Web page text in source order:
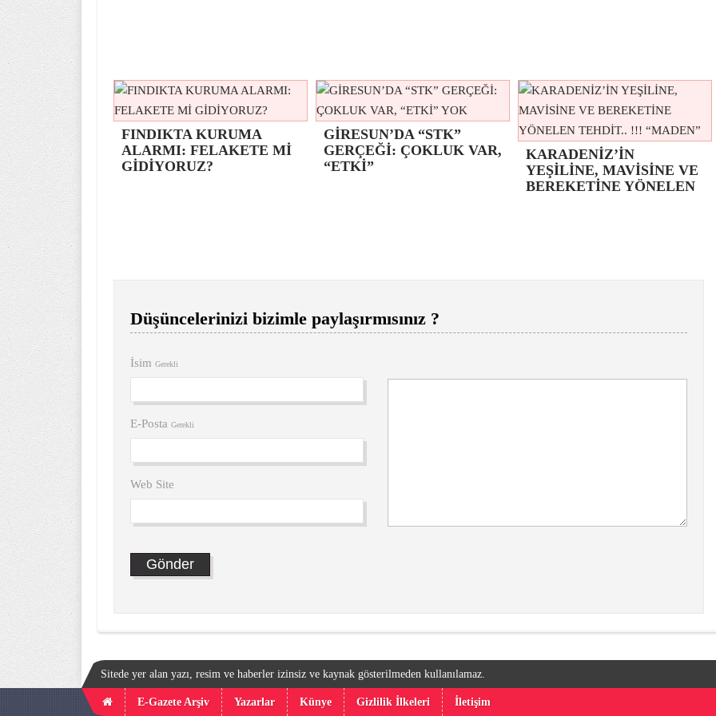
FINDIKTA KURUMA
ALARMI: FELAKETE Mİ
GİDİYORUZ?
GİRESUN’DA “STK”
GERÇEĞİ: ÇOKLUK VAR,
“ETKİ”
KARADENİZ’İN
YEŞİLİNE, MAVİSİNE VE
BEREKETİNE YÖNELEN
Düşüncelerinizi bizimle paylaşırmısınız ?
İsim Gerekli
E-Posta Gerekli
Web Site
Sitede yer alan yazı, resim ve haberler izinsiz ve kaynak gösterilmeden kullanılamaz.
E-Gazete Arşiv Yazarlar Künye Gizlilik İlkeleri İletişim